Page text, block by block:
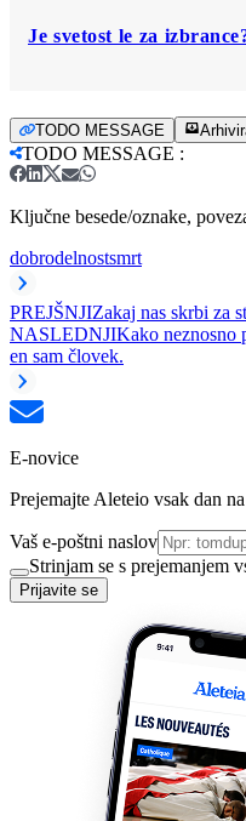
Je svetost le za
TODO MESSAGE
TODO MESSAGE :
Ključne besede/oznake,
dobrodelnostsmrt
PREJŠNJIZakaj nas skrbi za
NASLEDNJIKako neznosno
en sam človek.
E-novice
Prejemajte Aleteio vsak dan
Vaš e-poštni naslov
Strinjam se s prejemanjem
Prijavite se